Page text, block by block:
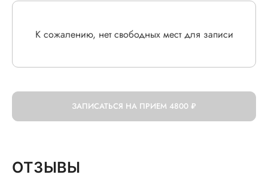
К сожалению, нет свободных мест для записи
ЗАПИСАТЬСЯ НА ПРИЕМ 4800 ₽
ОТЗЫВЫ